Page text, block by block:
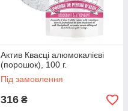
Актив Квасці алюмокалієві
(порошок), 100 г.
Під замовлення
316 ₴